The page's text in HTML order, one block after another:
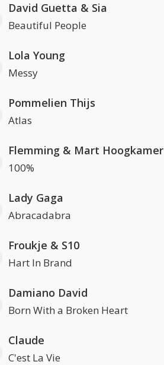
David Guetta & Sia
Beautiful People
Lola Young
Messy
Pommelien Thijs
Atlas
Flemming & Mart Hoogkamer
100%
Lady Gaga
Abracadabra
Froukje & S10
Hart In Brand
Damiano David
Born With a Broken Heart
Claude
C'est La Vie